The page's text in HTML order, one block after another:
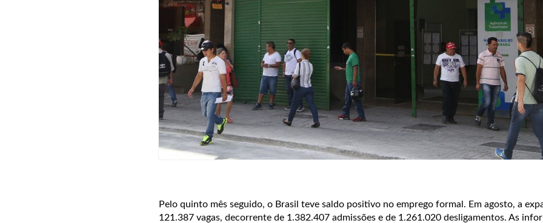
Pelo quinto mês seguido, o Brasil teve saldo positivo no emprego formal. Em agosto, a
121.387 vagas, decorrente de 1.382.407 admissões e de 1.261.020 desligamentos. As